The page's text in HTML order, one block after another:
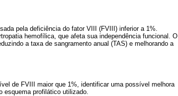
pela deficiência do fator VIII (FVIII) inferior a 1%.
hemofílica, que afeta sua independência funcional. O
a taxa de sangramento anual (TAS) e melhorando a
de FVIII maior que 1%, identificar uma possível melhora
esquema profilático utilizado.